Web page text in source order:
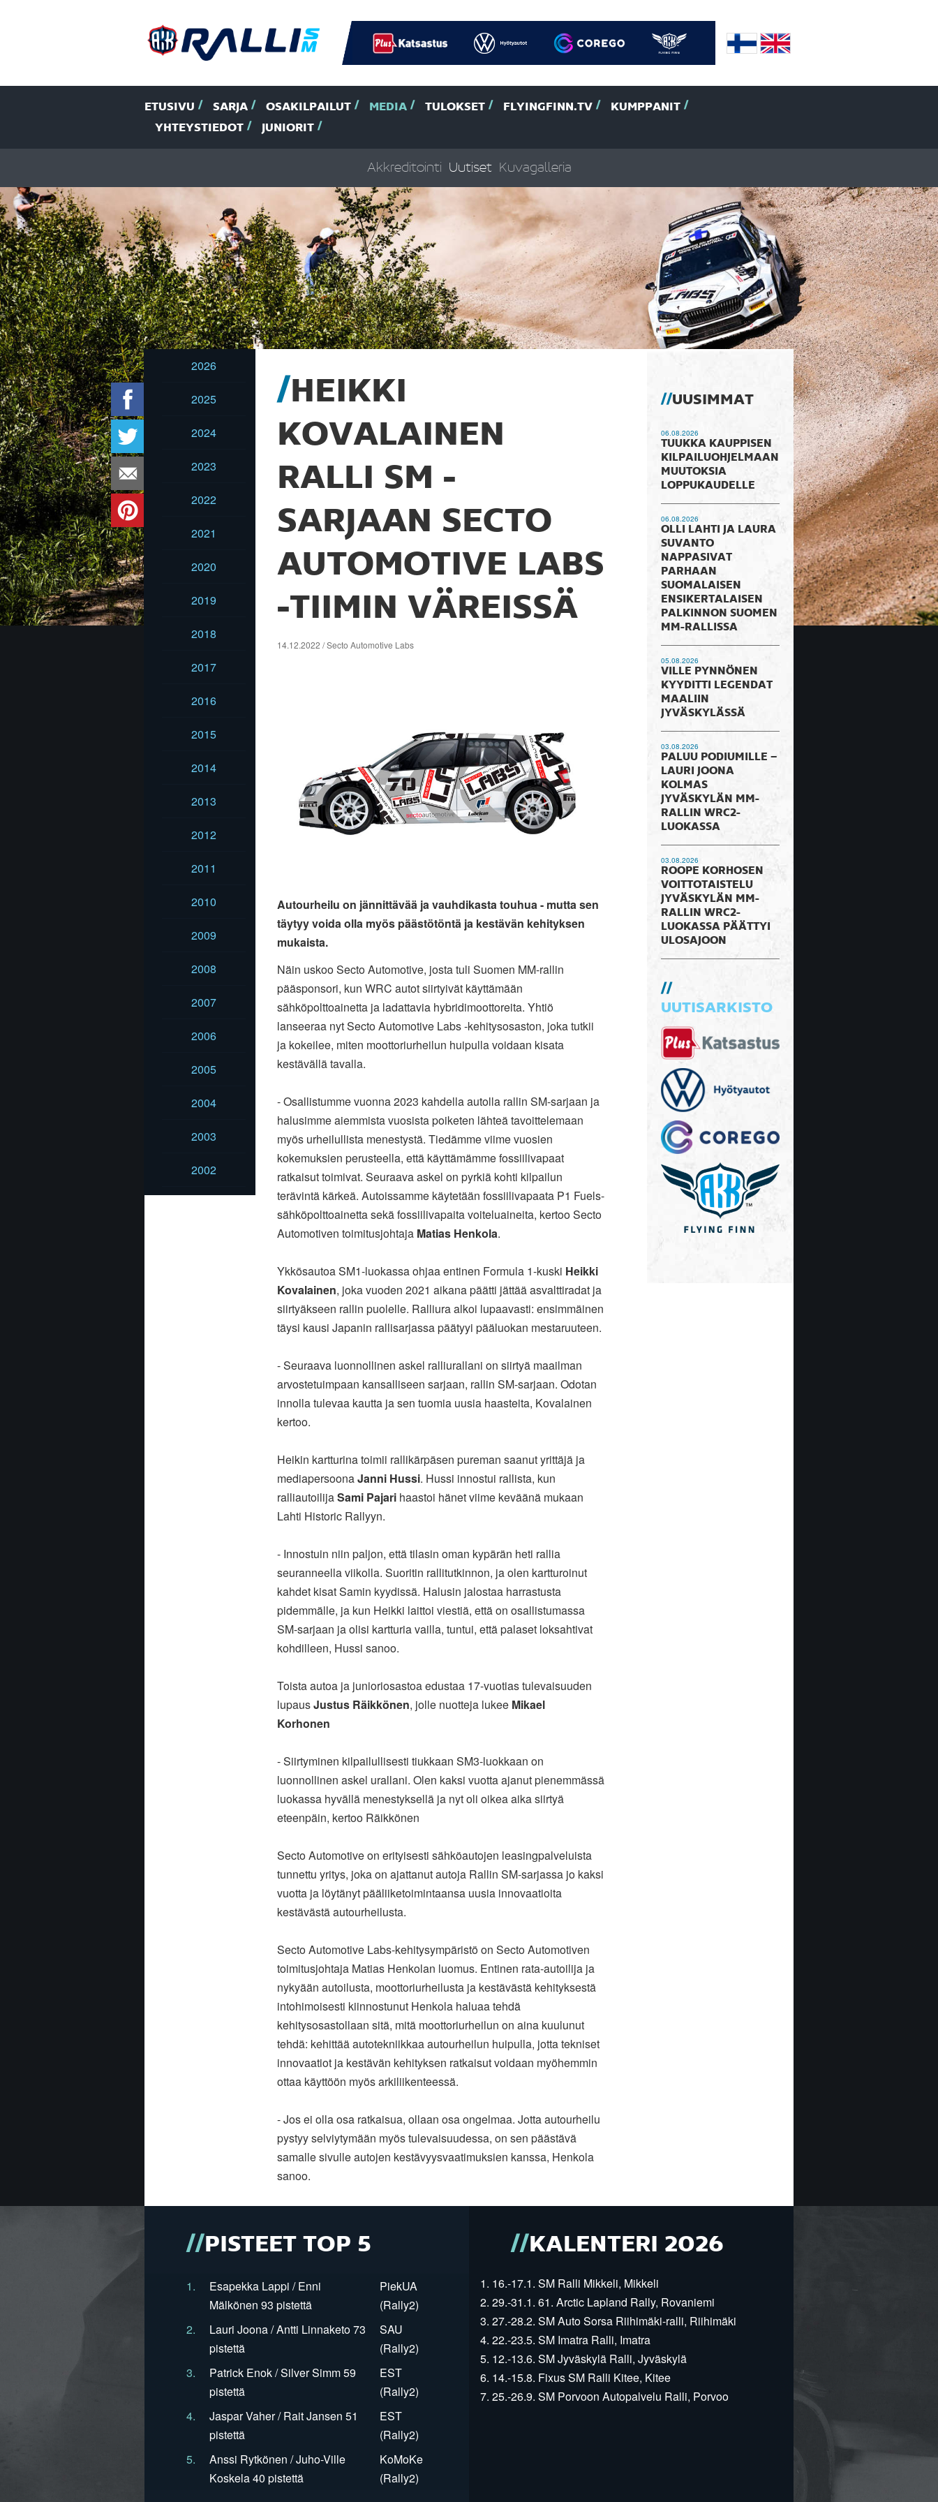
ETUSIVU SARJA OSAKILPAILUT MEDIA TULOKSET FLYINGFINN.TV
KUMPPANIT
YHTEYSTIEDOT
JUNIORIT
Akkreditointi Uutiset Kuvagalleria
2026
2025
2024
2023
2022
2021
2020
2019
2018
2017
2016
2015
2014
2013
2012
2011
2010
2009
2008
2007
2006
2005
2004
2003
2002
HEIKKI
KOVALAINEN
RALLI SM -
SARJAAN SECTO
AUTOMOTIVE LABS
-TIIMIN VÄREISSÄ
14.12.2022 / Secto Automotive Labs
Autourheilu on jännittävää ja vauhdikasta touhua - mutta sen
täytyy voida olla myös päästötöntä ja kestävän kehityksen
mukaista.
Näin uskoo Secto Automotive, josta tuli Suomen MM-rallin
pääsponsori, kun WRC autot siirtyivät käyttämään
sähköpolttoainetta ja ladattavia hybridimoottoreita. Yhtiö
lanseeraa nyt Secto Automotive Labs -kehitysosaston, joka tutkii
ja kokeilee, miten moottoriurheilun huipulla voidaan kisata
kestävällä tavalla.
- Osallistumme vuonna 2023 kahdella autolla rallin SM-sarjaan ja
halusimme aiemmista vuosista poiketen lähteä tavoittelemaan
myös urheilullista menestystä. Tiedämme viime vuosien
kokemuksien perusteella, että käyttämämme fossiilivapaat
ratkaisut toimivat. Seuraava askel on pyrkiä kohti kilpailun
terävintä kärkeä. Autoissamme käytetään fossiilivapaata P1 Fuels-
sähköpolttoainetta sekä fossiilivapaita voiteluaineita, kertoo Secto
Automotiven toimitusjohtaja Matias Henkola.
Ykkösautoa SM1-luokassa ohjaa entinen Formula 1-kuski Heikki
Kovalainen, joka vuoden 2021 aikana päätti jättää asvalttiradat ja
siirtyäkseen rallin puolelle. Ralliura alkoi lupaavasti: ensimmäinen
täysi kausi Japanin rallisarjassa päätyyi pääluokan mestaruuteen.
- Seuraava luonnollinen askel ralliurallani on siirtyä maailman
arvostetuimpaan kansalliseen sarjaan, rallin SM-sarjaan. Odotan
innolla tulevaa kautta ja sen tuomia uusia haasteita, Kovalainen
kertoo.
Heikin kartturina toimii rallikärpäsen pureman saanut yrittäjä ja
mediapersoonaJanni Hussi. Hussi innostui rallista, kun
ralliautoilijaSami Pajarihaastoi hänet viime keväänä mukaan
Lahti Historic Rallyyn.
- Innostuin niin paljon, että tilasin oman kypärän heti rallia
seuranneella viikolla. Suoritin rallitutkinnon, ja olen kartturoinut
kahdet kisat Samin kyydissä. Halusin jalostaa harrastusta
pidemmälle, ja kun Heikki laittoi viestiä, että on osallistumassa
SM-sarjaan ja olisi kartturia vailla, tuntui, että palaset loksahtivat
kohdilleen, Hussi sanoo.
Toista autoa ja junioriosastoa edustaa 17-vuotias tulevaisuuden
lupausJustus Räikkönen, jolle nuotteja lukee Mikael
Korhonen
- Siirtyminen kilpailullisesti tiukkaan SM3-luokkaan on
luonnollinen askel urallani. Olen kaksi vuotta ajanut pienemmässä
luokassa hyvällä menestyksellä ja nyt oli oikea aika siirtyä
eteenpäin, kertoo Räikkönen
Secto Automotive on erityisesti sähköautojen leasingpalveluista
tunnettu yritys, joka on ajattanut autoja Rallin SM-sarjassa jo kaksi
vuotta ja löytänyt pääliiketoimintaansa uusia innovaatioita
kestävästä autourheilusta.
Secto Automotive Labs-kehitysympäristö on Secto Automotiven
toimitusjohtaja Matias Henkolan luomus. Entinen rata-autoilija ja
nykyään autoilusta, moottoriurheilusta ja kestävästä kehityksestä
intohimoisesti kiinnostunut Henkola haluaa tehdä
kehitysosastollaan sitä, mitä moottoriurheilun on aina kuulunut
tehdä: kehittää autotekniikkaa autourheilun huipulla, jotta tekniset
innovaatiot ja kestävän kehityksen ratkaisut voidaan myöhemmin
ottaa käyttöön myös arkiliikenteessä.
- Jos ei olla osa ratkaisua, ollaan osa ongelmaa. Jotta autourheilu
pystyy selviytymään myös tulevaisuudessa, on sen päästävä
samalle sivulle autojen kestävyysvaatimuksien kanssa, Henkola
sanoo.
UUSIMMAT
06.08.2026
TUUKKA KAUPPISEN
KILPAILUOHJELMAAN
MUUTOKSIA
LOPPUKAUDELLE
06.08.2026
OLLI LAHTI JA LAURA
SUVANTO
NAPPASIVAT
PARHAAN
SUOMALAISEN
ENSIKERTALAISEN
PALKINNON SUOMEN
MM-RALLISSA
05.08.2026
VILLE PYNNÖNEN
KYYDITTI LEGENDAT
MAALIIN
JYVÄSKYLÄSSÄ
03.08.2026
PALUU PODIUMILLE –
LAURI JOONA
KOLMAS
JYVÄSKYLÄN MM-
RALLIN WRC2-
LUOKASSA
03.08.2026
ROOPE KORHOSEN
VOITTOTAISTELU
JYVÄSKYLÄN MM-
RALLIN WRC2-
LUOKASSA PÄÄTTYI
ULOSAJOON
UUTISARKISTO
PISTEET TOP 5
1.
Esapekka Lappi / Enni
Mälkönen 93 pistettä
PiekUA
(Rally2)
2.
Lauri Joona / Antti Linnaketo 73
pistettä
SAU
(Rally2)
3.
Patrick Enok / Silver Simm 59
pistettä
EST
(Rally2)
4.
Jaspar Vaher / Rait Jansen 51
pistettä
EST
(Rally2)
5.
Anssi Rytkönen / Juho-Ville
Koskela 40 pistettä
KoMoKe
(Rally2)
KALENTERI 2026
1. 16.-17.1. SM Ralli Mikkeli, Mikkeli
2. 29.-31.1. 61. Arctic Lapland Rally, Rovaniemi
3. 27.-28.2. SM Auto Sorsa Riihimäki-ralli, Riihimäki
4. 22.-23.5. SM Imatra Ralli, Imatra
5. 12.-13.6. SM Jyväskylä Ralli, Jyväskylä
6. 14.-15.8. Fixus SM Ralli Kitee, Kitee
7. 25.-26.9. SM Porvoon Autopalvelu Ralli, Porvoo